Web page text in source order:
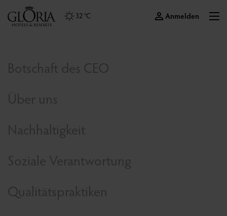
32 °C Anmelden